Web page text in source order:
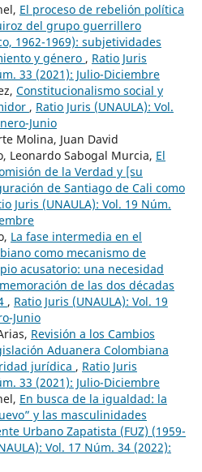
El proceso de rebelión política
del grupo guerrillero
1962-1969): subjetividades
y género , Ratio Juris
33 (2021): Julio-Diciembre
Constitucionalismo social y
, Ratio Juris (UNAULA): Vol.
Junio
Molina, Juan David
Leonardo Sabogal Murcia, El
de la Verdad y [su
de Santiago de Cali como
Juris (UNAULA): Vol. 19 Núm.
La fase intermedia en el
como mecanismo de
acusatorio: una necesidad
de las dos décadas
, Ratio Juris (UNAULA): Vol. 19
Junio
Revisión a los Cambios
Aduanera Colombiana
jurídica , Ratio Juris
33 (2021): Julio-Diciembre
En busca de la igualdad: la
y las masculinidades
Urbano Zapatista (FUZ) (1959-
Vol. 17 Núm. 34 (2022):